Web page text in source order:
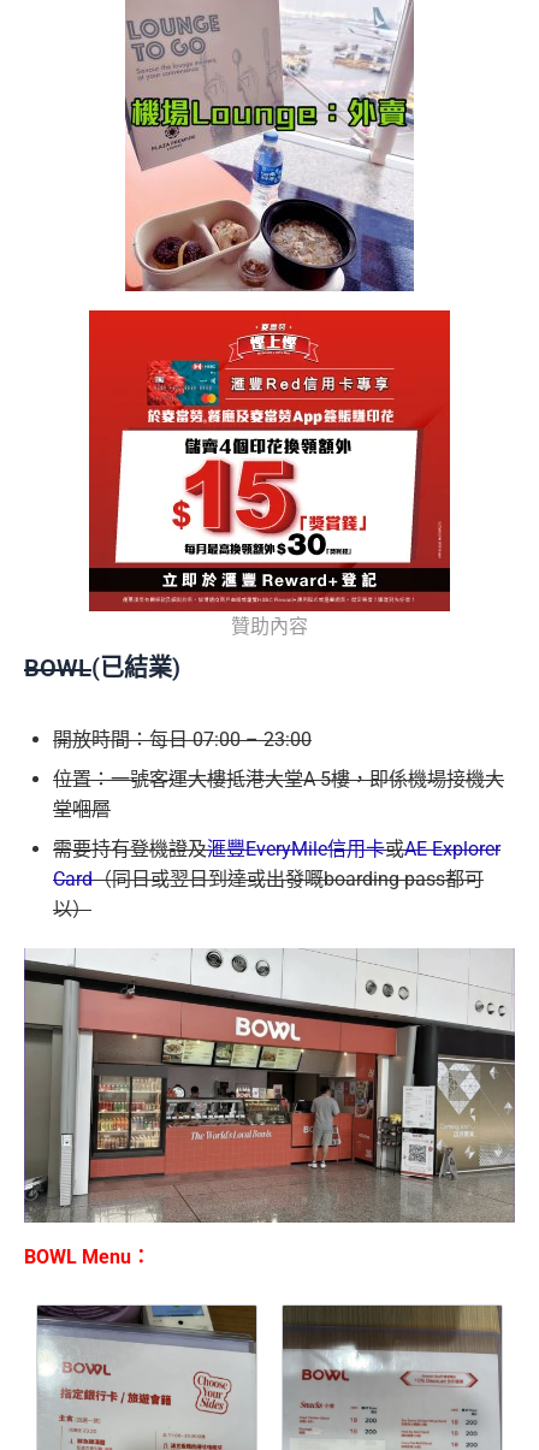
贊助內容
BOWL(已結業)
開放時間：每日 07:00 – 23:00
位置：一號客運大樓抵港大堂A 5樓，即係機場接機大
堂嗰層
需要持有登機證及滙豐EveryMile信用卡或AE Explorer
Card（同日或翌日到達或出發嘅boarding pass都可
以）
BOWL Menu：